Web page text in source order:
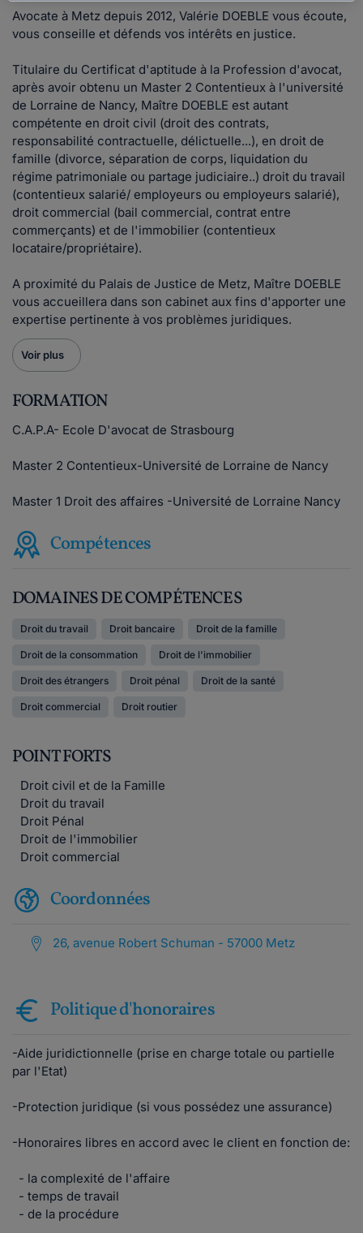
Avocate à Metz depuis 2012, Valérie DOEBLE vous écoute,
vous conseille et défends vos intérêts en justice.
Titulaire du Certificat d'aptitude à la Profession d'avocat,
après avoir obtenu un Master 2 Contentieux à l'université
de Lorraine de Nancy, Maître DOEBLE est autant
compétente en droit civil (droit des contrats,
responsabilité contractuelle, délictuelle...), en droit de
famille (divorce, séparation de corps, liquidation du
régime patrimoniale ou partage judiciaire..) droit du travail
(contentieux salarié/ employeurs ou employeurs salarié),
droit commercial (bail commercial, contrat entre
commerçants) et de l'immobilier (contentieux
locataire/propriétaire).
A proximité du Palais de Justice de Metz, Maître DOEBLE
vous accueillera dans son cabinet aux fins d'apporter une
expertise pertinente à vos problèmes juridiques.
Voir plus
FORMATION
C.A.P.A- Ecole D'avocat de Strasbourg
Master 2 Contentieux-Université de Lorraine de Nancy
Master 1 Droit des affaires -Université de Lorraine Nancy
Compétences
DOMAINES DE COMPÉTENCES
Droit du travail Droit bancaire Droit de la famille
Droit de la consommation Droit de l'immobilier
Droit des étrangers Droit pénal Droit de la santé
Droit commercial Droit routier
POINT FORTS
Droit civil et de la Famille
Droit du travail
Droit Pénal
Droit de l'immobilier
Droit commercial
Coordonnées
26, avenue Robert Schuman - 57000 Metz
Politique d'honoraires
-Aide juridictionnelle (prise en charge totale ou partielle
par l'Etat)
-Protection juridique (si vous possédez une assurance)
-Honoraires libres en accord avec le client en fonction de:
- la complexité de l'affaire
- temps de travail
- de la procédure